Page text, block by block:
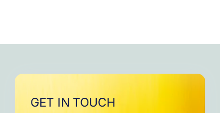
GET IN TOUCH